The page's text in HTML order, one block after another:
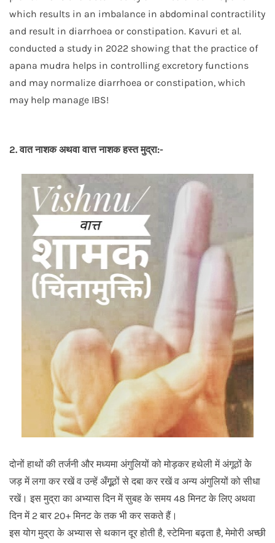
which results in an imbalance in abdominal contractility
and result in diarrhoea or constipation. Kavuri et al.
conducted a study in 2022 showing that the practice of
apana mudra helps in controlling excretory functions
and may normalize diarrhoea or constipation, which
may help manage IBS!
2. वात नाशक अथवा वात्त नाशक हस्त मुद्रा:-
दोनों हाथों की तर्जनी और मध्यमा अंगुलियों को मोड़कर हथेली में अंगूठों केे
जड़ में लगा कर रखें व उन्हें अँगूूूठों से दबा कर रखें व अन्य अंगुलियों को सीधा
रखें। इस मुद्रा का अभ्यास दिन में सुबह के समय 48 मिनट के लिए अथवा
दिन में 2 बार 20+ मिनट के तक भी कर सकते हैं।
इस योग मुद्रा के अभ्यास से थकान दूर होती है, स्टेमिना बढ़ता है, मेमोरी अच्छी